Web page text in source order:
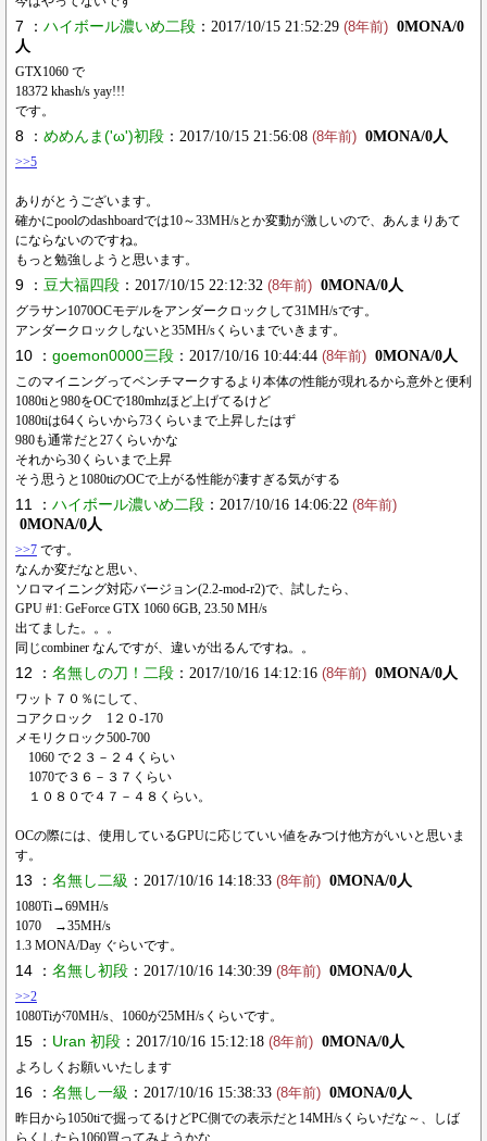
7 ： ハイボール濃いめ二段 ：2017/10/15 21:52:29 (8年前) 0MONA/0
人
GTX1060 で
18372 khash/s yay!!!
です。
8 ： めめんま('ω')初段 ：2017/10/15 21:56:08 (8年前) 0MONA/0人
>>5
ありがとうございます。
確かにpoolのdashboardでは10～33MH/sとか変動が激しいので、あんまりあて
にならないのですね。
もっと勉強しようと思います。
9 ： 豆大福四段 ：2017/10/15 22:12:32 (8年前) 0MONA/0人
グラサン1070OCモデルをアンダークロックして31MH/sです。
アンダークロックしないと35MH/sくらいまでいきます。
10 ： goemon0000三段 ：2017/10/16 10:44:44 (8年前) 0MONA/0人
このマイニングってベンチマークするより本体の性能が現れるから意外と便利
1080tiと980をOCで180mhzほど上げてるけど
1080tiは64くらいから73くらいまで上昇したはず
980も通常だと27くらいかな
それから30くらいまで上昇
そう思うと1080tiのOCで上がる性能が凄すぎる気がする
11 ： ハイボール濃いめ二段 ：2017/10/16 14:06:22 (8年前)
0MONA/0人
>>7 です。
なんか変だなと思い、
ソロマイニング対応バージョン(2.2-mod-r2)で、試したら、
GPU #1: GeForce GTX 1060 6GB, 23.50 MH/s
出てました。。。
同じcombiner なんですが、違いが出るんですね。。
12 ： 名無しの刀！二段 ：2017/10/16 14:12:16 (8年前) 0MONA/0人
ワット７０％にして、
コアクロック 1２０-170
メモリクロック500-700
1060 で２３－２４くらい
1070で３６－３７くらい
１０８０で４７－４８くらい。
OCの際には、使用しているGPUに応じていい値をみつけ他方がいいと思いま
す。
13 ： 名無し二級 ：2017/10/16 14:18:33 (8年前) 0MONA/0人
1080Ti→69MH/s
1070 →35MH/s
1.3 MONA/Day ぐらいです。
14 ： 名無し初段 ：2017/10/16 14:30:39 (8年前) 0MONA/0人
>>2
1080Tiが70MH/s、1060が25MH/sくらいです。
15 ： Uran 初段 ：2017/10/16 15:12:18 (8年前) 0MONA/0人
よろしくお願いいたします
16 ： 名無し一級 ：2017/10/16 15:38:33 (8年前) 0MONA/0人
昨日から1050tiで掘ってるけどPC側での表示だと14MH/sくらいだな～、しば
らくしたら1060買ってみようかな